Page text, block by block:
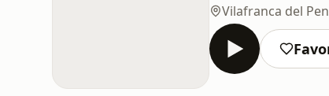
Vilafranca del